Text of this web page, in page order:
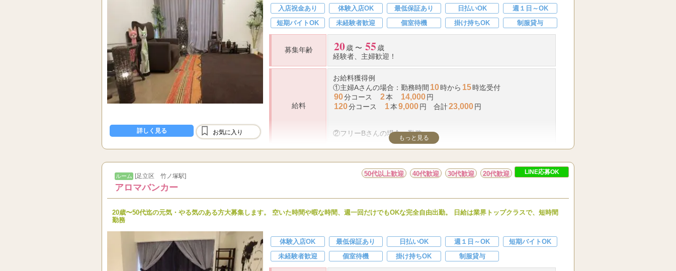
入店祝金あり 体験入店OK 最低保証あり 日払いOK
週１日～OK
短期バイトOK
未経験者歓迎 個室待機 掛け持ちOK 制服貸与
募集年齢 20歳 〜 55 歳
経験者、主婦歓迎！
給料
お給料獲得例
①主婦Aさんの場合：勤務時間 10時から 15時迄受付
90分コース 2本 14,000 円
120分コース 1本9,000 円 合計23,000 円
②フリーBさんの場合：勤務...
10:00～翌4:00の間
（例えば、本業のお仕事終わりに２・３時間でもOK）
応募資格
②ＯＬ・主婦・フリーター・アロマ経験者・現在のお仕事と掛け持
ちでもＯＫ
③10：00～翌4：00の間でお仕事が可能な方
もっと見る
詳しく見る お気に入り
ルーム [足立区 竹ノ塚駅]
アロマバンカー
50代以上歓迎 40代歓迎 30代歓迎 20代歓迎 LINE応募OK
20歳〜50代迄の元気・やる気のある方大募集します。 空いた時間や暇な時間、週一回だけでもOKな完全自由出勤。 日給は業界トップクラスで、短時間
勤務
体験入店OK 最低保証あり 日払いOK 週１日～OK
短期バイトOK
未経験者歓迎
個室待機 掛け持ちOK 制服貸与